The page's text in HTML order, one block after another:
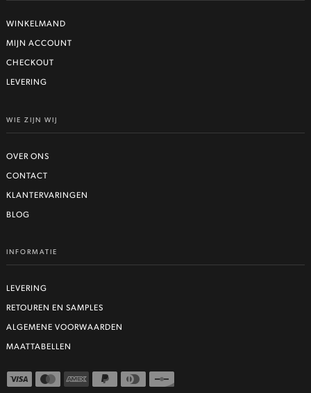
WINKELMAND
MIJN ACCOUNT
CHECKOUT
LEVERING
WIE ZIJN WIJ
OVER ONS
CONTACT
KLANTERVARINGEN
BLOG
INFORMATIE
LEVERING
RETOUREN EN SAMPLES
ALGEMENE VOORWAARDEN
MAATTABELLEN